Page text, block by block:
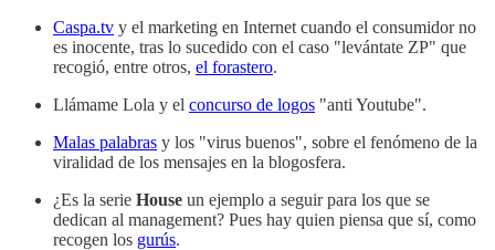
Caspa.tv y el marketing en Internet cuando el consumidor no
es inocente, tras lo sucedido con el caso "levántate ZP" que
recogió, entre otros, el forastero.
Llámame Lola y el concurso de logos "anti Youtube".
Malas palabras y los "virus buenos", sobre el fenómeno de la
viralidad de los mensajes en la blogosfera.
¿Es la serie House un ejemplo a seguir para los que se
dedican al management? Pues hay quien piensa que sí, como
recogen los gurús.